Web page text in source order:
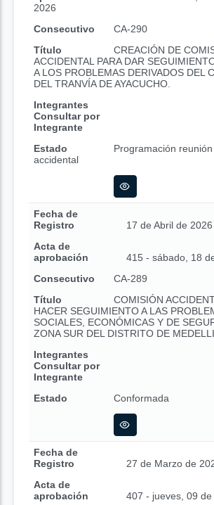
2026
Consecutivo
CA-290
Título
CREACIÓN DE
ACCIDENTAL PARA DAR
A LOS PROBLEMAS DERIVADOS DEL
DEL TRANVÍA DE AYACUCHO.
Integrantes
Consultar por
Integrante
Estado
Programación
accidental
Fecha de
Registro
17 de Abril de 2026
Acta de
aprobación
415 - sábado, 18
Consecutivo
CA-289
Título
COMISIÓN
HACER SEGUIMIENTO A LAS
SOCIALES, ECONÓMICAS Y DE
ZONA SUR DEL DISTRITO DE
Integrantes
Consultar por
Integrante
Estado
Conformada
Fecha de
Registro
27 de Marzo de
Acta de
aprobación
407 - jueves, 09